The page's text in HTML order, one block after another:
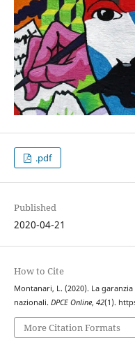
.pdf
Published
2020-04-21
How to Cite
Montanari, L. (2020). La
nazionali. DPCE Online, 42(1).
More Citation Formats